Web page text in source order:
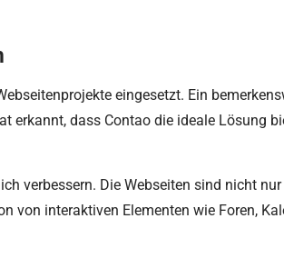
eingesetzt. Ein
erkannt, dass Contao die ideale Lösung
verbessern. Die Webseiten sind nicht
von interaktiven Elementen wie Foren,